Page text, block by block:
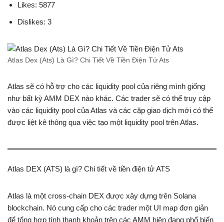
Likes: 5877
Dislikes: 3
Atlas Dex (Ats) Là Gì? Chi Tiết Về Tiền Điện Tử Ats
Atlas sẽ có hỗ trợ cho các liquidity pool của riêng mình giống
như bất kỳ AMM DEX nào khác. Các trader sẽ có thể truy cập
vào các liquidity pool của Atlas và các cặp giao dịch mới có thể
được liệt kê thông qua việc tạo một liquidity pool trên Atlas.
Atlas DEX (ATS) là gì? Chi tiết về tiền điện tử ATS
Atlas là một cross-chain DEX được xây dựng trên Solana
blockchain. Nó cung cấp cho các trader một UI map đơn giản
để tổng hợp tính thanh khoản trên các AMM hiện đang phổ biến